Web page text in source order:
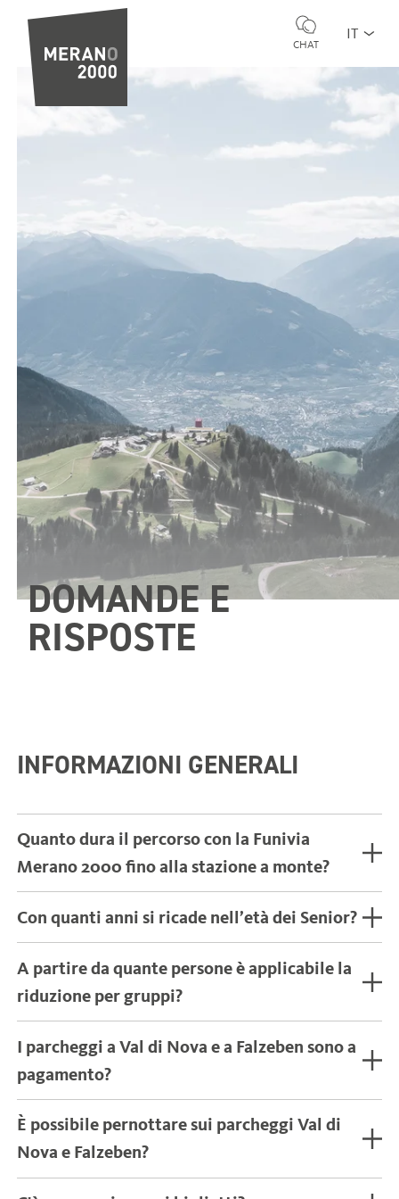
CHAT
IT
DOMANDE E
RISPOSTE
INFORMAZIONI GENERALI
Quanto dura il percorso con la Funivia
Merano 2000 fino alla stazione a monte?
La corsa con la Funivia Merano 2000 dura 7
minuti. La Funivia parte ogni 15 minuti.
Con quanti anni si ricade nell’età dei Senior?
Il biglietto Senior è valido per le persone
dall'anno di nascita 1963 in poi.
A partire da quante persone è applicabile la
riduzione per gruppi?
Lo sconto per i gruppi è previsto per un gruppo
di almeno 10 persone.
FORMULARIO PER GRUPPI >
I parcheggi a Val di Nova e a Falzeben sono a
pagamento?
Il parcheggio presso la stazione a valle della
Funivia Val di Nova è gratuito, mentre il
parcheggio presso la stazione a valle della
È possibile pernottare sui parcheggi Val di
Nova e Falzeben?